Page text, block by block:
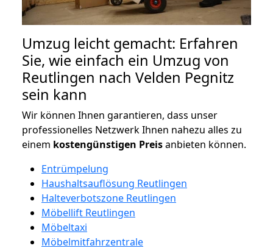
Umzug leicht gemacht: Erfahren
Sie, wie einfach ein Umzug von
Reutlingen nach Velden Pegnitz
sein kann
Wir können Ihnen garantieren, dass unser
professionelles Netzwerk Ihnen nahezu alles zu
einem kostengünstigen Preisanbieten können.
Entrümpelung
Haushaltsauflösung Reutlingen
Halteverbotszone Reutlingen
Möbellift Reutlingen
Möbeltaxi
Möbelmitfahrzentrale